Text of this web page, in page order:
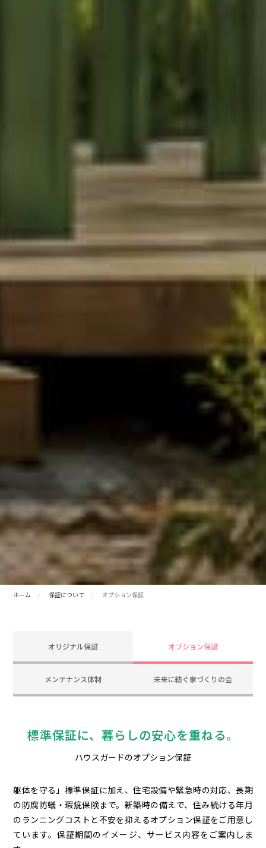
ホーム 保証について オプション保証
オリジナル保証 オプション保証
メンテナンス体制 未来に紡ぐ家づくりの会
標準保証に、暮らしの安心を重ねる。
ハウスガードのオプション保証
躯体を守る」標準保証に加え、住宅設備や緊急時の対応、長期
の防腐防蟻・瑕疵保険まで。新築時の備えで、住み続ける年月
のランニングコストと不安を抑えるオプション保証をご用意し
ています。保証期間のイメージ、サービス内容をご案内しま